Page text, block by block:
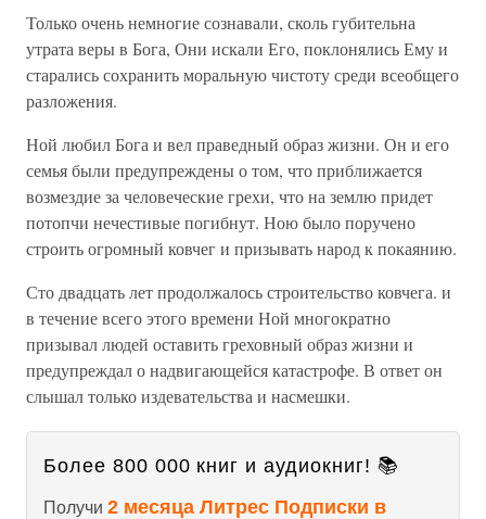
Только очень немногие сознавали, сколь губительна
утрата веры в Бога, Они искали Его, поклонялись Ему и
старались сохранить моральную чистоту среди всеобщего
разложения.
Ной любил Бога и вел праведный образ жизни. Он и его
семья были предупреждены о том, что приближается
возмездие за человеческие грехи, что на землю придет
потопчи нечестивые погибнут. Ною было поручено
строить огромный ковчег и призывать народ к покаянию.
Сто двадцать лет продолжалось строительство ковчега. и
в течение всего этого времени Ной многократно
призывал людей оставить греховный образ жизни и
предупреждал о надвигающейся катастрофе. В ответ он
слышал только издевательства и насмешки.
Более 800 000 книг и аудиокниг! 📚
Получи 2 месяца Литрес Подписки в